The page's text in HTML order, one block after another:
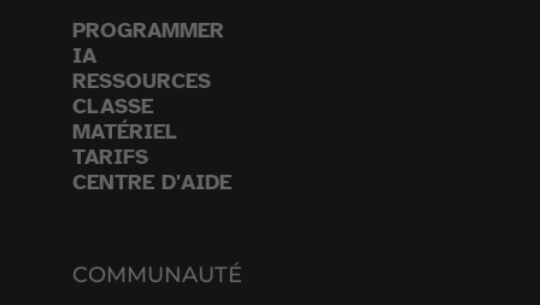
PROGRAMMER
IA
RESSOURCES
CLASSE
MATÉRIEL
TARIFS
CENTRE D'AIDE
COMMUNAUTÉ